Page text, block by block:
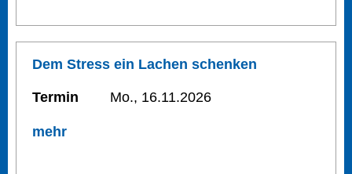
Dem Stress ein Lachen schenken
Termin Mo., 16.11.2026
mehr